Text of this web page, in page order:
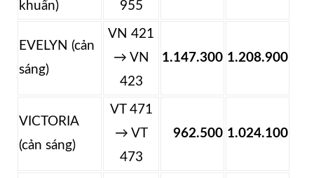
khuẩn)
955
EVELYN (cản
sáng)
VN 421
→ VN
423
1.147.300 1.208.900
VICTORIA
(cản sáng)
VT 471
→ VT
473
962.500 1.024.100